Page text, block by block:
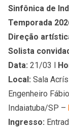
Sinfônica de
Temporada
Direção
Solista
Data: 21/03 l
Local: Sala
Engenheiro
Indaiatuba/SP –
Ingresso: